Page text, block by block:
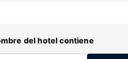
del hotel contiene